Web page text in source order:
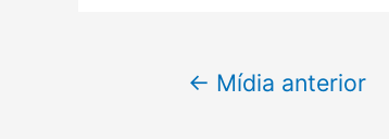
Navegação
← Mídia anterior